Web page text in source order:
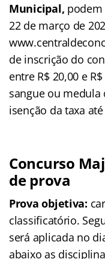
Municipal, podem
22 de março de
de inscrição do
entre R$ 20,00 e
sangue ou
isenção da taxa
Concurso
de prova
Prova objetiva:
classificatório.
será aplicada no
abaixo as